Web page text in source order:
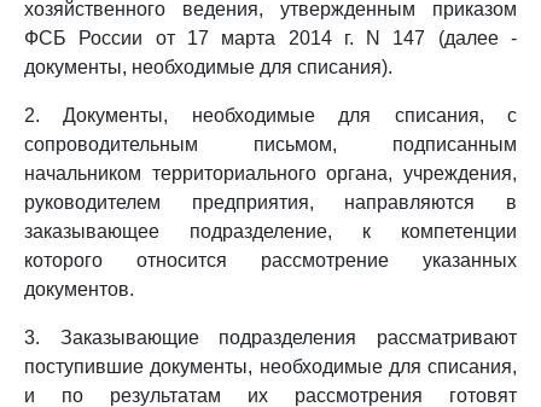
хозяйственного ведения, утвержденным приказом
ФСБ России от 17 марта 2014 г. N 147 (далее -
документы, необходимые для списания).
2. Документы, необходимые для списания, с
сопроводительным письмом, подписанным
начальником территориального органа, учреждения,
руководителем предприятия, направляются в
заказывающее подразделение, к компетенции
которого относится рассмотрение указанных
документов.
3. Заказывающие подразделения рассматривают
поступившие документы, необходимые для списания,
и по результатам их рассмотрения готовят